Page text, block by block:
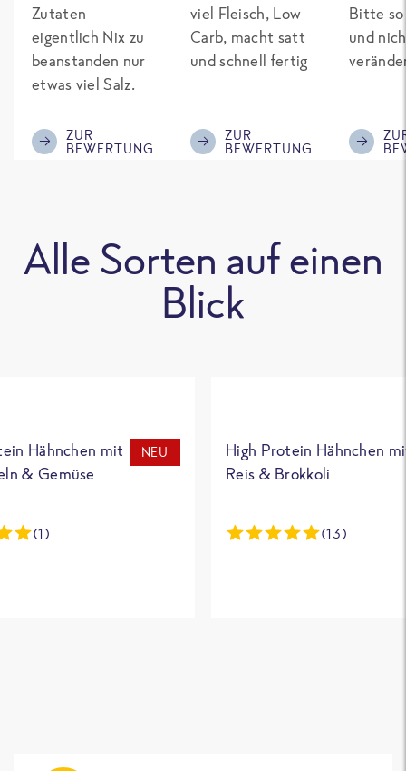
Zutaten
eigentlich Nix zu
beanstanden nur
etwas viel Salz.
ZUR
BEWERTUNG
viel Fleisch, Low
Carb, macht satt
und schnell fertig
ZUR
BEWERTUNG
Bitte so
und
Alle Sorten auf einen
Blick
Hähnchen mit
& Gemüse
NEU
(1)
High Protein Hähnchen
Reis & Brokkoli
(13)